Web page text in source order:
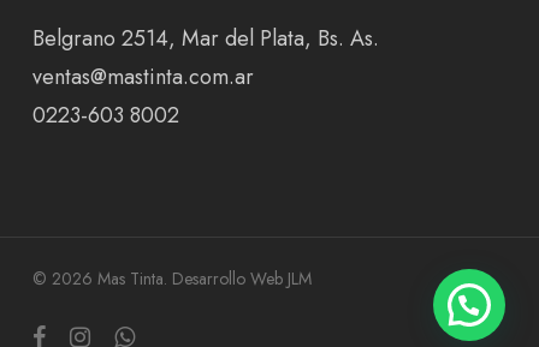
Belgrano 2514, Mar del Plata, Bs. As.
ventas@mastinta.com.ar
0223-603 8002
© 2026 Mas Tinta. Desarrollo Web JLM
facebookinstagramwhatsapp